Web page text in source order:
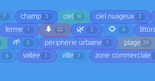
7 champ 3 ciel 16 ciel nuageux 2
ferme 1 🌲 32 🌿 2 🌻 6
🌱 5 périphérie urbaine 1 plage 29
6 vallée 1 ville 7 zone commerciale